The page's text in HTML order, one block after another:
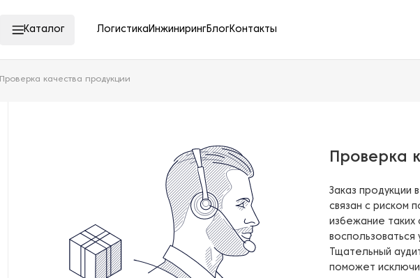
Каталог Логистика ИнжинирингБлогКонтакты
Проверка качества продукции
Проверка
Заказ продукции
связан с риском
избежание таких
воспользоваться
Тщательный
поможет